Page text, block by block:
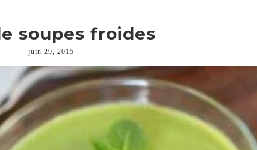
soupes froides
juin 29, 2015